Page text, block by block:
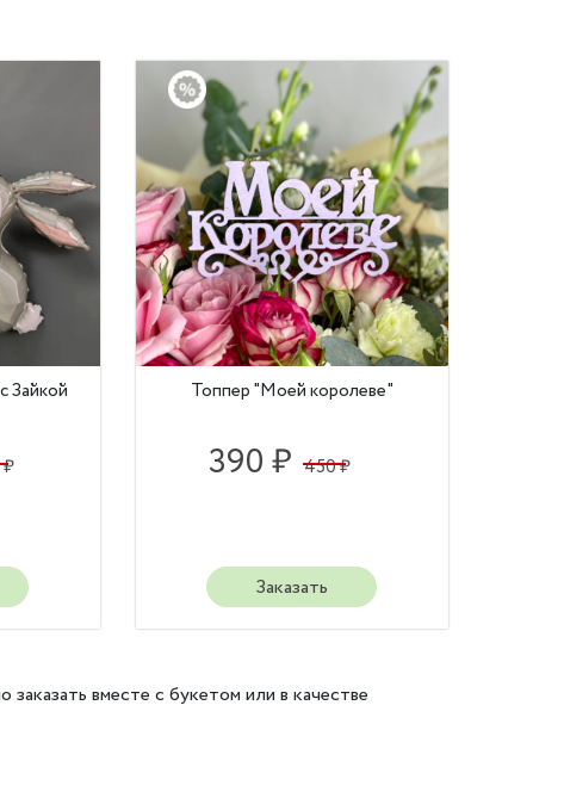
Зайкой
₽
Топпер "Моей королеве"
390 ₽ 450 ₽
Заказать
вместе с букетом или в качестве